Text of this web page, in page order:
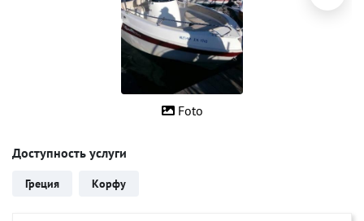
Foto
Доступность услуги
Греция Корфу